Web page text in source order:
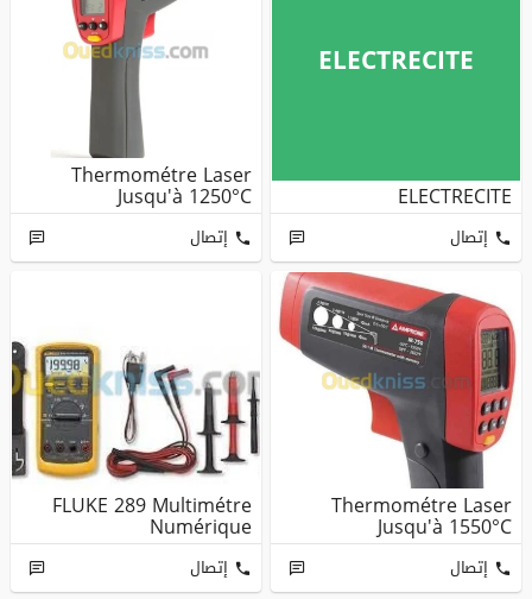
ELECTRECITE
ELECTRECITE
إتصال
Thermométre Laser
Jusqu'à 1250°C
إتصال
Thermométre Laser
Jusqu'à 1550°C
إتصال
FLUKE 289 Multimétre
Numérique
إتصال